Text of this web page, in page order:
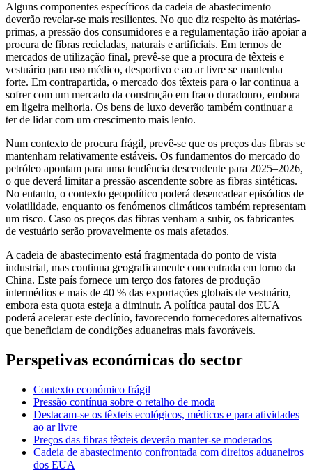
Alguns componentes específicos da cadeia de abastecimento
deverão revelar-se mais resilientes. No que diz respeito às matérias-
primas, a pressão dos consumidores e a regulamentação irão apoiar a
procura de fibras recicladas, naturais e artificiais. Em termos de
mercados de utilização final, prevê-se que a procura de têxteis e
vestuário para uso médico, desportivo e ao ar livre se mantenha
forte. Em contrapartida, o mercado dos têxteis para o lar continua a
sofrer com um mercado da construção em fraco duradouro, embora
em ligeira melhoria. Os bens de luxo deverão também continuar a
ter de lidar com um crescimento mais lento.
Num contexto de procura frágil, prevê-se que os preços das fibras se
mantenham relativamente estáveis. Os fundamentos do mercado do
petróleo apontam para uma tendência descendente para 2025–2026,
o que deverá limitar a pressão ascendente sobre as fibras sintéticas.
No entanto, o contexto geopolítico poderá desencadear episódios de
volatilidade, enquanto os fenómenos climáticos também representam
um risco. Caso os preços das fibras venham a subir, os fabricantes
de vestuário serão provavelmente os mais afetados.
A cadeia de abastecimento está fragmentada do ponto de vista
industrial, mas continua geograficamente concentrada em torno da
China. Este país fornece um terço dos fatores de produção
intermédios e mais de 40 % das exportações globais de vestuário,
embora esta quota esteja a diminuir. A política pautal dos EUA
poderá acelerar este declínio, favorecendo fornecedores alternativos
que beneficiam de condições aduaneiras mais favoráveis.
Perspetivas económicas do sector
Contexto económico frágil
Pressão contínua sobre o retalho de moda
Destacam-se os têxteis ecológicos, médicos e para atividades
ao ar livre
Preços das fibras têxteis deverão manter-se moderados
Cadeia de abastecimento confrontada com direitos aduaneiros
dos EUA